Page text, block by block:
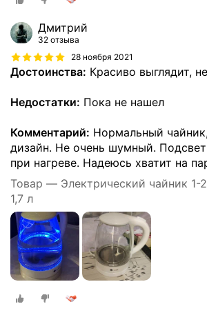
Дмитрий
32 отзыва
28 ноября 2021
Достоинства: Красиво выглядит,
Недостатки: Пока не нашел
Комментарий: Нормальный
дизайн. Не очень шумный.
при нагреве. Надеюсь хватит на
Товар — Электрический чайник 1-
1,7 л